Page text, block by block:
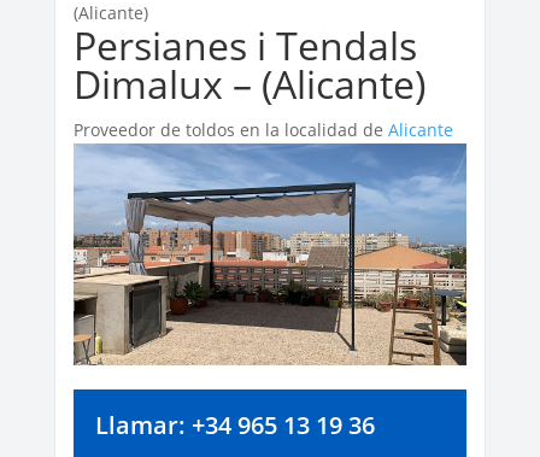
(Alicante)
Persianes i Tendals
Dimalux – (Alicante)
Proveedor de toldos en la localidad de Alicante
Llamar: +34 965 13 19 36